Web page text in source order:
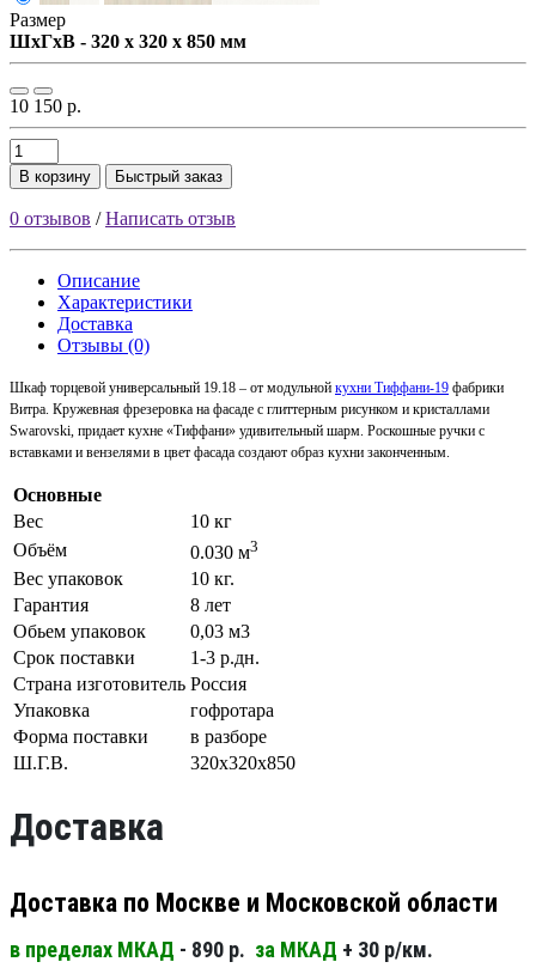
Размер
ШxГxВ - 320 x 320 x 850 мм
10 150 р.
В корзину Быстрый заказ
0 отзывов /Написать отзыв
Описание
Характеристики
Доставка
Отзывы (0)
Шкаф торцевой универсальный 19.18 – от модульной кухни Тиффани-19 фабрики
Витра. Кружевная фрезеровка на фасаде с глиттерным рисунком и кристаллами
Swarovski, придает кухне «Тиффани» удивительный шарм. Роскошные ручки с
вставками и вензелями в цвет фасада создают образ кухни законченным.
Основные
Вес
10 кг
Объём
0.030 м3
Вес упаковок
10 кг.
Гарантия
8 лет
Обьем упаковок
0,03 м3
Срок поставки
1-3 р.дн.
Страна изготовитель Россия
Упаковка
гофротара
Форма поставки
в разборе
Ш.Г.В.
320х320х850
Доставка
Доставка по Москве и Московской области
в пределах МКАД - 890 р. за МКАД + 30 р/км.